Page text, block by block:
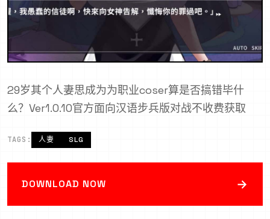
29岁其个人妻思成为为职业coser算是否搞错毕什
么？Ver1.0.10官方面向汉语步兵版对战不收费获取
TAGS: 人妻 SLG
DOWNLOAD NOW →